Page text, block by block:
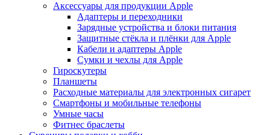
Аксессуары для продукции Apple
Адаптеры и переходники
Зарядные устройства и блоки питания
Защитные стёкла и плёнки для Apple
Кабели и адаптеры Apple
Сумки и чехлы для Apple
Гироскутеры
Планшеты
Расходные материалы для электронных сигарет
Смартфоны и мобильные телефоны
Умные часы
Фитнес браслеты